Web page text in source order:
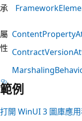
承
屬
性
範例
打開 WinUI 3 圖庫應